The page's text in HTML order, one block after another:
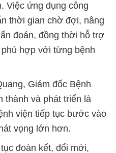
Việc ứng dụng công
thời gian chờ đợi, nâng
đoán, đồng thời hỗ trợ
hợp với từng bệnh
Giám đốc Bệnh
thành và phát triển là
viện tiếp tục bước vào
vọng lớn hơn.
đoàn kết, đổi mới,